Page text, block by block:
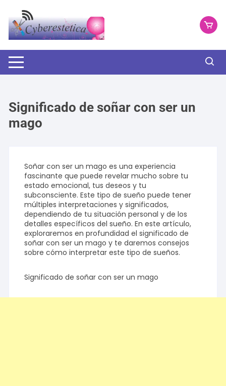
contenido
Significado de soñar con ser un
mago
Soñar con ser un mago es una experiencia
fascinante que puede revelar mucho sobre tu
estado emocional, tus deseos y tu
subconsciente. Este tipo de sueño puede tener
múltiples interpretaciones y significados,
dependiendo de tu situación personal y de los
detalles específicos del sueño. En este artículo,
exploraremos en profundidad el significado de
soñar con ser un mago y te daremos consejos
sobre cómo interpretar este tipo de sueños.
Significado de soñar con ser un mago